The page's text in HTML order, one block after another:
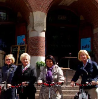
hebben geen vaste
langs gaat, dan
met ons op om alle
multilingual. Please